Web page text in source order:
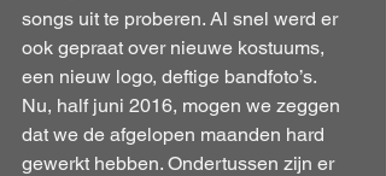
songs uit te proberen. Al snel werd er
ook gepraat over nieuwe kostuums,
een nieuw logo, deftige bandfoto’s.
Nu, half juni 2016, mogen we zeggen
dat we de afgelopen maanden hard
gewerkt hebben. Ondertussen zijn er